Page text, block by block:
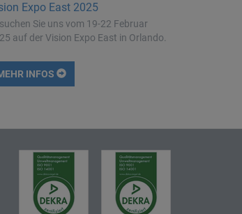
Expo East 2025
Sie uns vom 19-22 Februar
auf der Vision Expo East in Orlando.
INFOS